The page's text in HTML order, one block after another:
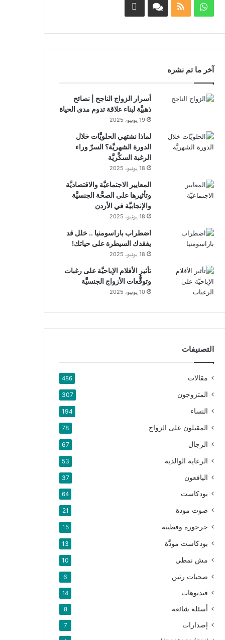
واتسابملخصFacebook
Whatsapp
آخر ما تم نشره
أسرار الزواج الناجح | نصائح
ذهبيَّة لبناء علاقة تدوم مدى الحياة
19 يونيو، 2025
لماذا نشتهي الحلويَّات خلال
الدورة الشهريَّة؟ السرّ وراء
الرغبة السكَّريَّة
18 يونيو، 2025
المعايير الاجتماعيَّة والاقتصاديَّة
وتأثيرها على الصحَّة الجنسيَّة
والإنجابيَّة في الأردن
18 يونيو، 2025
اضطراب باراسومنيا .. خلل قد
يفقدك السيطرة على حياتك!
18 يونيو، 2025
تأثير الأفلام الإباحيَّة على رغبات
وتوقُّعات الأزواج الجنسيَّة
10 يونيو، 2025
التصنيفات
مقالات 486
المتزوجون 307
النساء 194
المقبلون على الزواج 78
الرجال 67
الرعاية الوالدية 53
اليافعون 37
بودكاست 64
صوت مودة 21
جرجورة وفطينة 15
بودكاست مودَّة 13
مش نمطي 10
صحيات رنين 6
فيديوهات 14
أسئلة شائعة 8
إصدارات 7